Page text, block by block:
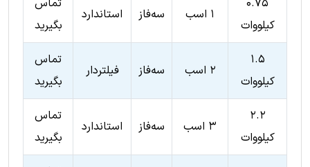
۰.۷۵
کیلووات
۱ اسب سه‌فاز استاندارد
تماس
بگیرید
۱.۵
کیلووات
۲ اسب سه‌فاز فیلتردار
تماس
بگیرید
۲.۲
کیلووات
۳ اسب سه‌فاز استاندارد
تماس
بگیرید